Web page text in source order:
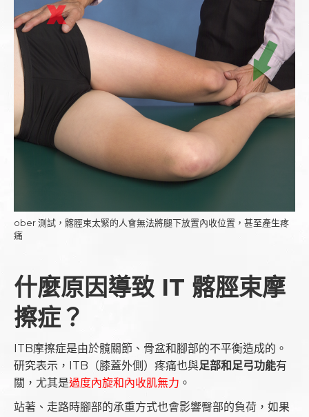
ober 測試，髂脛束太緊的人會無法將腿下放置內收位置，甚至產生疼
痛
什麼原因導致 IT 髂脛束摩
擦症？
ITB摩擦症是由於髖關節、骨盆和腳部的不平衡造成的。
研究表示，ITB（膝蓋外側）疼痛也與足部和足弓功能有
關，尤其是過度內旋和內收肌無力 。
站著、走路時腳部的承重方式也會影響臀部的負荷，如果